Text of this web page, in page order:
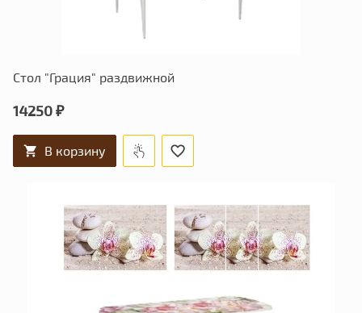
Стол "Грация" раздвижной
14250 ₽
В корзину